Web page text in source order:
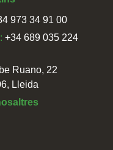
973 34 91 00
+34 689 035 224
Ruano, 22
Lleida